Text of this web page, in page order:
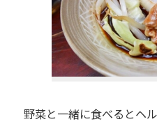
野菜と一緒に食べるとヘ